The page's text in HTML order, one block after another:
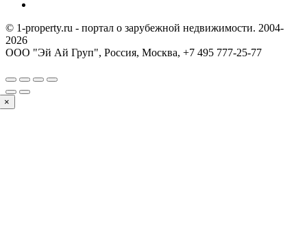
© 1-property.ru - портал о зарубежной недвижимости. 2004-
2026
ООО "Эй Ай Груп", Россия, Москва, +7 495 777-25-77
×